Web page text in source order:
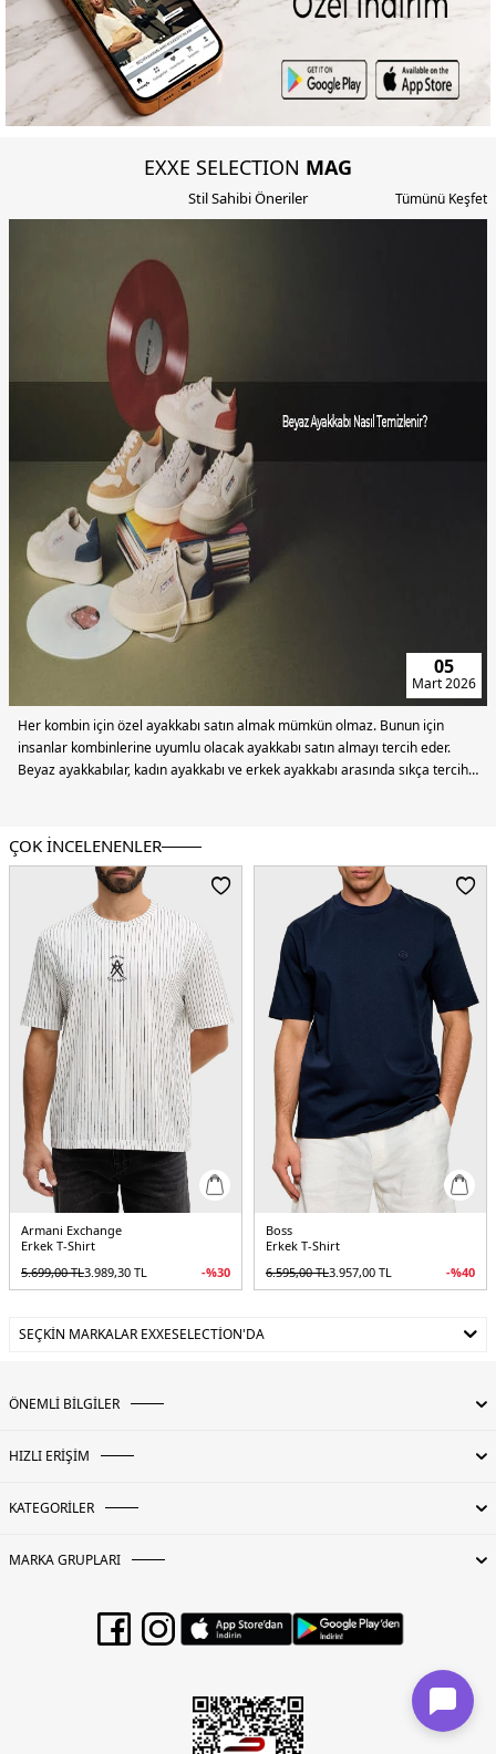
EXXE SELECTION MAG
Stil Sahibi Öneriler Tümünü Keşfet
24
Şubat2026
Tekstil sektöründe bazı kumaş türleri vardır ki hem konfor hem de şıklık
beklentisini aynı anda karşılayabilir.
ÇOK İNCELENENLER
Armani Exchange
Erkek T-Shirt
5.699,00TL3.989,30 TL -%30
Boss
Erkek T-Shirt
6.595,00TL3.957,00 TL -%40
SEÇKIN MARKALAR EXXESELECTION'DA
ÖNEMLİ BİLGİLER
HIZLI ERİŞİM
KATEGORİLER
MARKA GRUPLARI